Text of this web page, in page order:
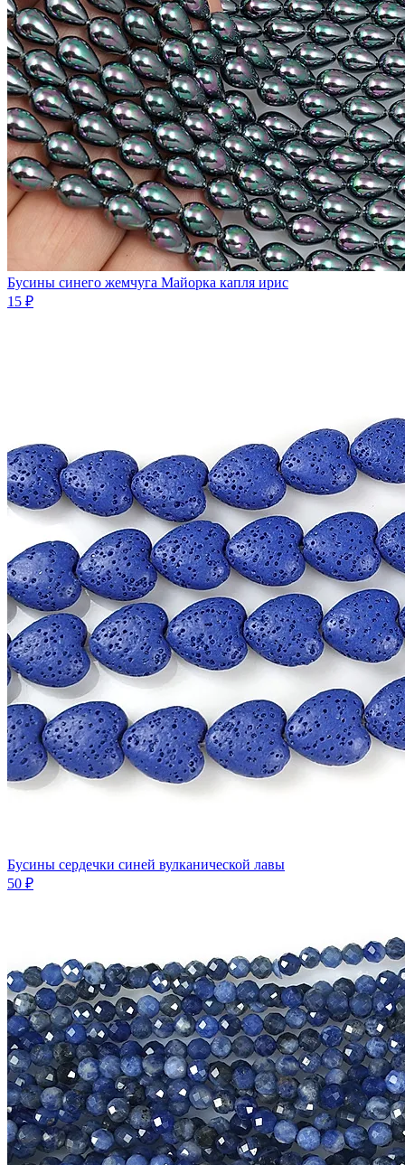
Бусины синего жемчуга Майорка капля ирис
15 ₽
Бусины сердечки синей вулканической лавы
50 ₽